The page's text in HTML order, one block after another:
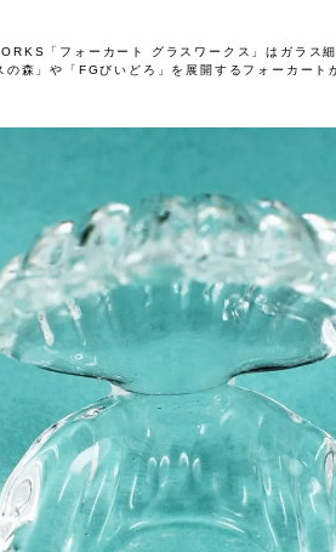
「フォーカート グラスワークス」はガラス
の森」や「FGびいどろ」を展開するフォーカー